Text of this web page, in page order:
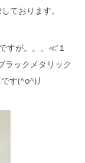
ております。
すが。。。≪’１
ラックメタリック
す(^o^)丿